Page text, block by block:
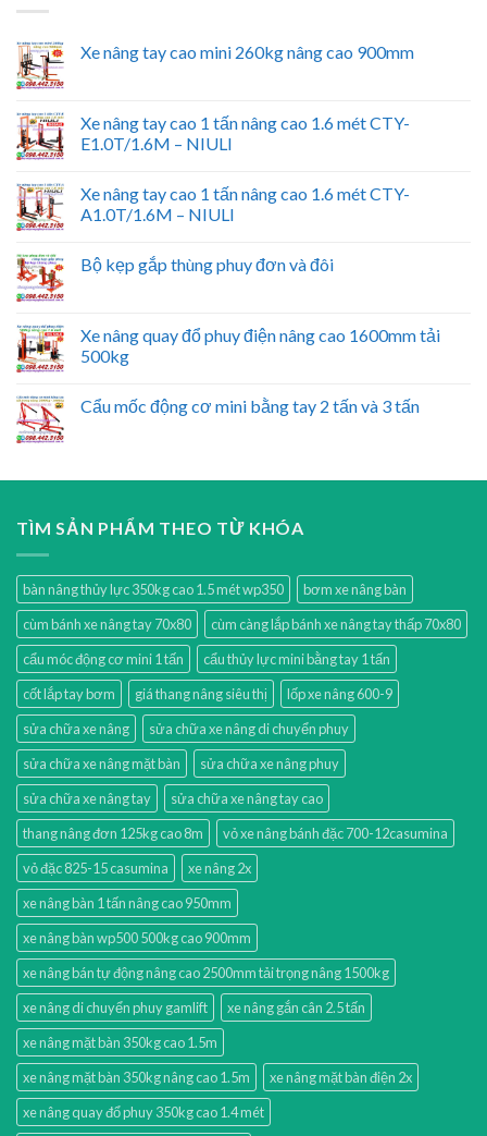
Xe nâng tay cao mini 260kg nâng cao 900mm
Xe nâng tay cao 1 tấn nâng cao 1.6 mét CTY-
E1.0T/1.6M – NIULI
Xe nâng tay cao 1 tấn nâng cao 1.6 mét CTY-
A1.0T/1.6M – NIULI
Bộ kẹp gắp thùng phuy đơn và đôi
Xe nâng quay đổ phuy điện nâng cao 1600mm tải
500kg
Cẩu mốc động cơ mini bằng tay 2 tấn và 3 tấn
TÌM SẢN PHẨM THEO TỪ KHÓA
bàn nâng thủy lực 350kg cao 1.5 mét wp350
bơm xe nâng bàn
cùm bánh xe nâng tay 70x80
cùm càng lắp bánh xe nâng tay thấp 70x80
cẩu móc động cơ mini 1 tấn
cẩu thủy lực mini bằng tay 1 tấn
cốt lắp tay bơm
giá thang nâng siêu thị
lốp xe nâng 600-9
sửa chữa xe nâng
sửa chữa xe nâng di chuyển phuy
sửa chữa xe nâng mặt bàn
sửa chữa xe nâng phuy
sửa chữa xe nâng tay
sửa chữa xe nâng tay cao
thang nâng đơn 125kg cao 8m
vỏ xe nâng bánh đặc 700-12casumina
vỏ đặc 825-15 casumina
xe nâng 2x
xe nâng bàn 1 tấn nâng cao 950mm
xe nâng bàn wp500 500kg cao 900mm
xe nâng bán tự động nâng cao 2500mm tải trọng nâng 1500kg
xe nâng di chuyển phuy gamlift
xe nâng gắn cân 2.5 tấn
xe nâng mặt bàn 350kg cao 1.5m
xe nâng mặt bàn 350kg nâng cao 1.5m
xe nâng mặt bàn điện 2x
xe nâng quay đổ phuy 350kg cao 1.4 mét